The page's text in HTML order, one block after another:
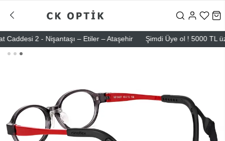
2 - Nişantaşı – Etiler – Ataşehir Şimdi Üye ol ! 5000 TL üzeri